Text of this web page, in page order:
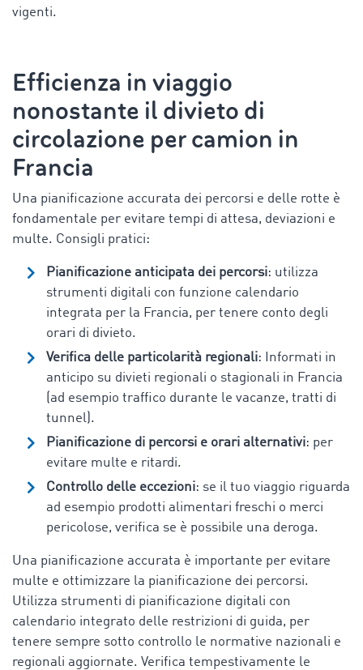
vigenti.
Efficienza in viaggio
nonostante il divieto di
circolazione per camion in
Francia
Una pianificazione accurata dei percorsi e delle rotte è
fondamentale per evitare tempi di attesa, deviazioni e
multe. Consigli pratici:
Pianificazione anticipata dei percorsi: utilizza
strumenti digitali con funzione calendario
integrata per la Francia, per tenere conto degli
orari di divieto.
Verifica delle particolarità regionali: Informati in
anticipo su divieti regionali o stagionali in Francia
(ad esempio traffico durante le vacanze, tratti di
tunnel).
Pianificazione di percorsi e orari alternativi: per
evitare multe e ritardi.
Controllo delle eccezioni: se il tuo viaggio riguarda
ad esempio prodotti alimentari freschi o merci
pericolose, verifica se è possibile una deroga.
Una pianificazione accurata è importante per evitare
multe e ottimizzare la pianificazione dei percorsi.
Utilizza strumenti di pianificazione digitali con
calendario integrato delle restrizioni di guida, per
tenere sempre sotto controllo le normative nazionali e
regionali aggiornate. Verifica tempestivamente le